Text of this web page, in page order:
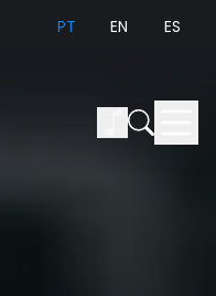
PT EN ES